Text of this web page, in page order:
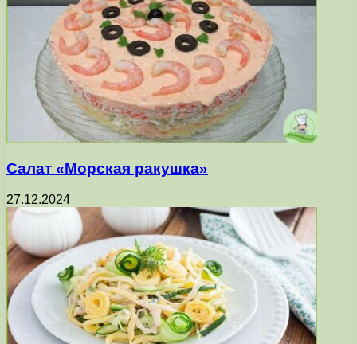
Салат «Морская ракушка»
27.12.2024